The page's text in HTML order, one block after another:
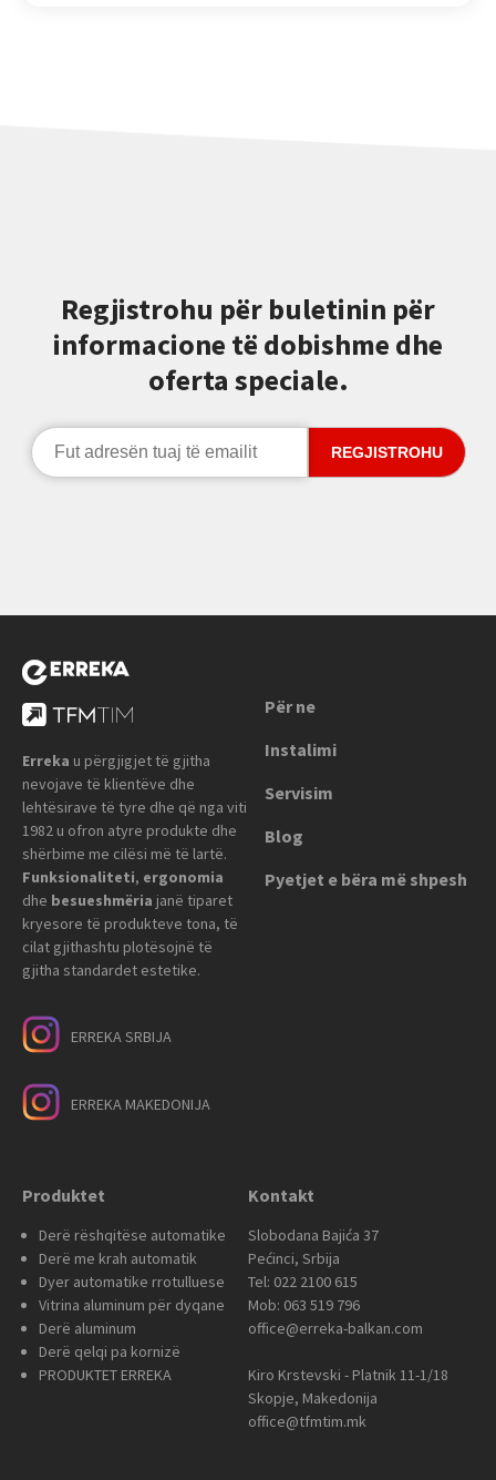
Regjistrohu për buletinin për
informacione të dobishme dhe
oferta speciale.
Erreka u përgjigjet të gjitha
nevojave të klientëve dhe
lehtësirave të tyre dhe që nga viti
1982 u ofron atyre produkte dhe
shërbime me cilësi më të lartë.
Funksionaliteti, ergonomia
dhe besueshmëria janë tiparet
kryesore të produkteve tona, të
cilat gjithashtu plotësojnë të
gjitha standardet estetike.
ERREKA SRBIJA
ERREKA MAKEDONIJA
Për ne
Instalimi
Servisim
Blog
Pyetjet e bëra më shpesh
Produktet
Derë rëshqitëse automatike
Derë me krah automatik
Dyer automatike rrotulluese
Vitrina aluminum për dyqane
Derë aluminum
Derë qelqi pa kornizë
PRODUKTET ERREKA
Kontakt
Slobodana Bajića 37
Pećinci, Srbija
Tel: 022 2100 615
Mob: 063 519 796
office@erreka-balkan.com
Kiro Krstevski - Platnik 11-1/18
Skopje, Makedonija
office@tfmtim.mk